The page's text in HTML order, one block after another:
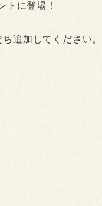
に登場！
追加してください。